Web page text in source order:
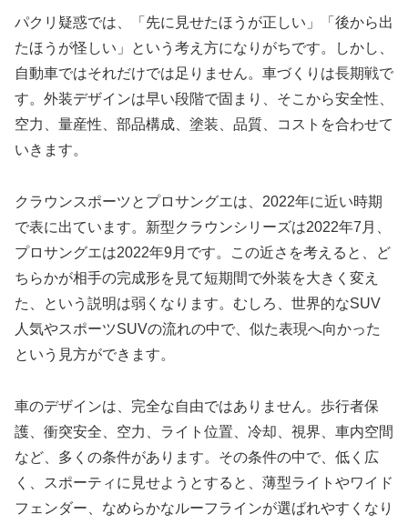
パクリ疑惑では、「先に見せたほうが正しい」「後から出
たほうが怪しい」という考え方になりがちです。しかし、
自動車ではそれだけでは足りません。車づくりは長期戦で
す。外装デザインは早い段階で固まり、そこから安全性、
空力、量産性、部品構成、塗装、品質、コストを合わせて
いきます。
クラウンスポーツとプロサングエは、2022年に近い時期
で表に出ています。新型クラウンシリーズは2022年7月、
プロサングエは2022年9月です。この近さを考えると、ど
ちらかが相手の完成形を見て短期間で外装を大きく変え
た、という説明は弱くなります。むしろ、世界的なSUV
人気やスポーツSUVの流れの中で、似た表現へ向かった
という見方ができます。
車のデザインは、完全な自由ではありません。歩行者保
護、衝突安全、空力、ライト位置、冷却、視界、車内空間
など、多くの条件があります。その条件の中で、低く広
く、スポーティに見せようとすると、薄型ライトやワイド
フェンダー、なめらかなルーフラインが選ばれやすくなり